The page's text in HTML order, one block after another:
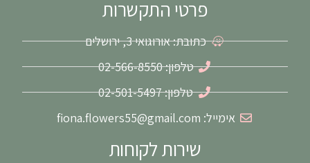
e
b
o
-
t
a
r
m
פרטי התקשרות
כתובת: אורוגואי 3, ירושלים
טלפון: 02-566-8550
טלפון: 02-501-5497
אימייל: fiona.flowers55@gmail.com
שירות לקוחות